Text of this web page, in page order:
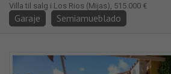
Villa til salg i Los Rios (Mijas), 515.000 €
Garaje Semiamueblado